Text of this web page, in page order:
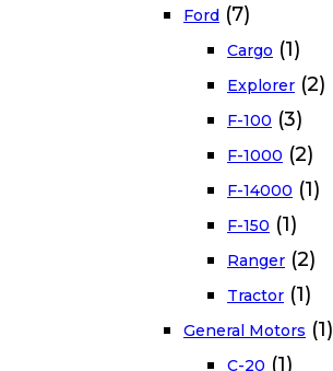
Ford (7)
Cargo (1)
Explorer (2)
F-100 (3)
F-1000 (2)
F-14000 (1)
F-150 (1)
Ranger (2)
Tractor (1)
General Motors (1)
C-20 (1)